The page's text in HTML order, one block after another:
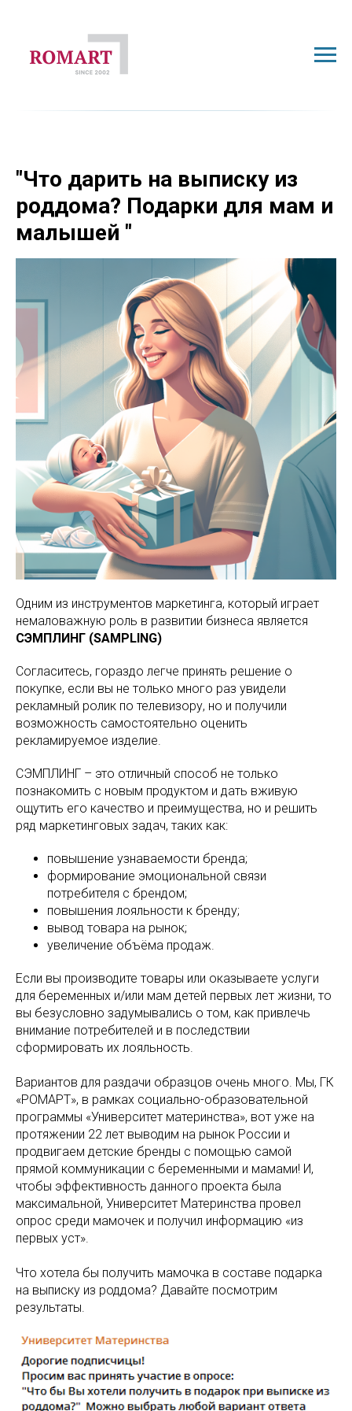
"Что дарить на выписку из
роддома? Подарки для мам и
малышей "
Одним из инструментов маркетинга, который играет
немаловажную роль в развитии бизнеса является
СЭМПЛИНГ (SAMPLING)
Согласитесь, гораздо легче принять решение о
покупке, если вы не только много раз увидели
рекламный ролик по телевизору, но и получили
возможность самостоятельно оценить
рекламируемое изделие.
СЭМПЛИНГ – это отличный способ не только
познакомить с новым продуктом и дать вживую
ощутить его качество и преимущества, но и решить
ряд маркетинговых задач, таких как:
повышение узнаваемости бренда;
формирование эмоциональной связи
потребителя с брендом;
повышения лояльности к бренду;
вывод товара на рынок;
увеличение объёма продаж.
Если вы производите товары или оказываете услуги
для беременных и/или мам детей первых лет жизни, то
вы безусловно задумывались о том, как привлечь
внимание потребителей и в последствии
сформировать их лояльность.
Вариантов для раздачи образцов очень много. Мы, ГК
«РОМАРТ», в рамках социально-образовательной
программы «Университет материнства», вот уже на
протяжении 22 лет выводим на рынок России и
продвигаем детские бренды с помощью самой
прямой коммуникации с беременными и мамами! И,
чтобы эффективность данного проекта была
максимальной, Университет Материнства провел
опрос среди мамочек и получил информацию «из
первых уст».
Что хотела бы получить мамочка в составе подарка
на выписку из роддома? Давайте посмотрим
результаты.